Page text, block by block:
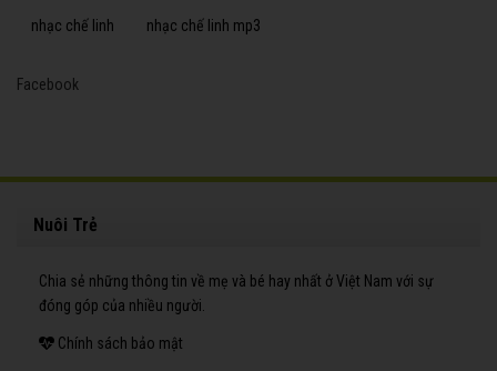
nhạc chế linh nhạc chế linh mp3
Facebook
Nuôi Trẻ
Chia sẻ những thông tin về mẹ và bé hay nhất ở Việt Nam với sự
đóng góp của nhiều người.
Chính sách bảo mật